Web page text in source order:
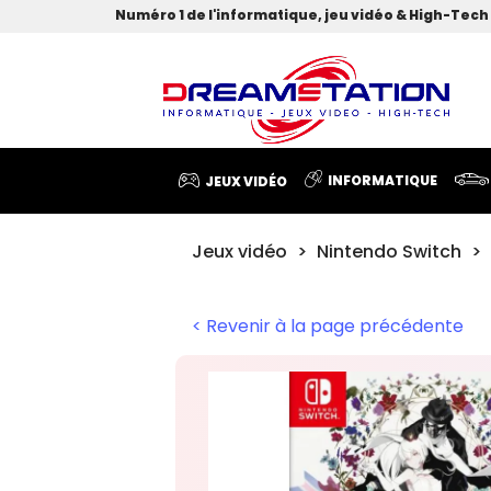
Numéro 1 de l'informatique, jeu vidéo & High-Tech
JEUX VIDÉO INFORMATIQUE
Jeux vidéo Nintendo Switch
< Revenir à la page précédente